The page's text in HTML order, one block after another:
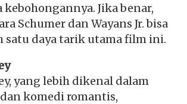
Jika benar,
Schumer dan Wayans Jr. bisa
satu daya tarik utama film ini.
yang lebih dikenal dalam
komedi romantis,